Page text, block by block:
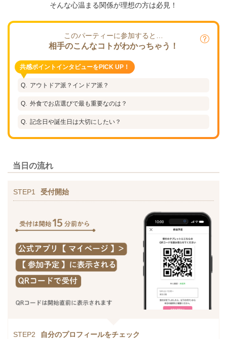
そんな心温まる関係が理想の方は必見！
このパーティーに参加すると…
相手のこんなコトがわかっちゃう！
共感ポイントインタビューをPICK UP！
アウトドア派？インドア派？
外食でお店選びで最も重要なのは？
記念日や誕生日は大切にしたい？
当日の流れ
STEP1 受付開始
STEP2 自分のプロフィールをチェック